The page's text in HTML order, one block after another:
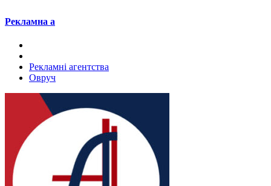
Рекламна а
Рекламні агентства
Овруч